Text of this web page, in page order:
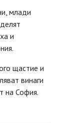
млади
и
щастие и
винаги
на София.